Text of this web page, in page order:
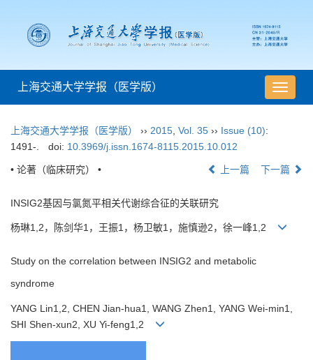
导
航
上海交通大学学报（医学版）
上海交通大学学报（医学版） ›› 2015 Vol. 35 ›› Issue (10):
1491-.
doi: 10.3969/j.issn.1674-8115.2015.10.012
• 论著（临床研究） • 上一篇 下一篇
INSIG2基因与氯氮平相关代谢综合征的关联研究
杨琳1,2，陈剑华1，王振1，杨卫敏1，施慎逊2，徐一峰1,2
Study on the correlation between INSIG2 and metabolic
syndrome
YANG Lin1,2, CHEN Jian-hua1, WANG Zhen1, YANG Wei-min1,
SHI Shen-xun2, XU Yi-feng1,2